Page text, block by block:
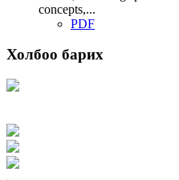
concepts,...
PDF
Холбоо барих